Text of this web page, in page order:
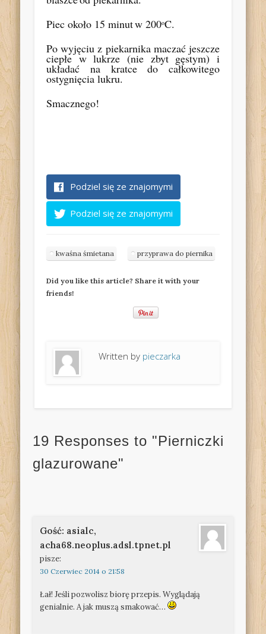
Piec około 15 minutw 200oC.
Po wyjęciu z piekarnika maczać jeszcze
ciepłe w lukrze (nie zbyt gęstym) i
układać na kratce do całkowitego
ostygnięcia lukru.
Smacznego!
Podziel się ze znajomymi
Podziel się ze znajomymi
kwaśna śmietana przyprawa do piernika
Did you like this article? Share it with your
friends!
Written by pieczarka
19 Responses to "Pierniczki
glazurowane"
Gość: asialc,
acha68.neoplus.adsl.tpnet.pl
pisze:
30 Czerwiec 2014 o 21:58
Łał! Jeśli pozwolisz biorę przepis. Wyglądają
genialnie. A jak muszą smakować…